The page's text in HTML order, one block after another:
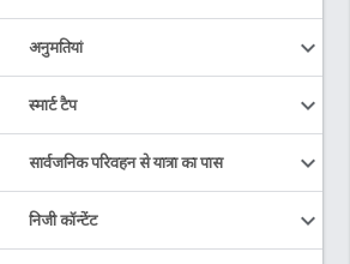
अनुमतियां
स्मार्ट टैप
सार्वजनिक परिवहन से यात्रा का पास
निजी कॉन्टेंट